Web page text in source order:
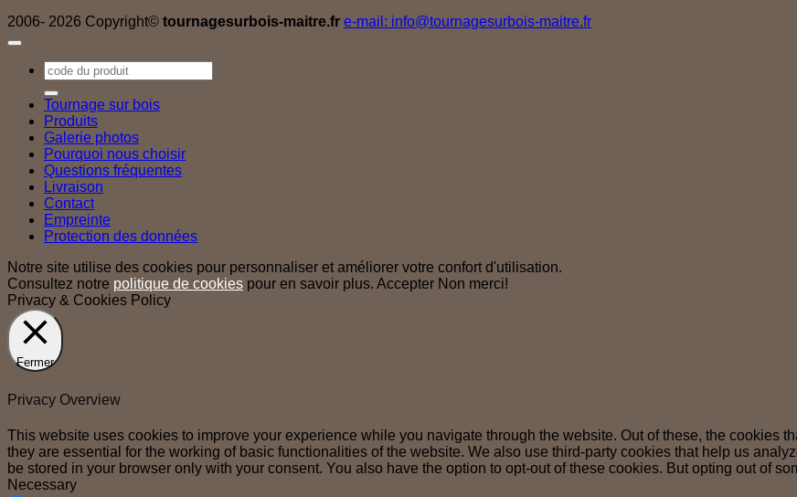
2006- 2026 Copyright© tournagesurbois-maitre.fr e-mail: info@tournagesurbois-maitre.fr
Recherche
pour :
Tournage sur bois
Produits
Galerie photos
Pourquoi nous choisir
Questions fréquentes
Livraison
Contact
Empreinte
Protection des données
Notre site utilise des cookies pour personnaliser et améliorer votre confort d'utilisation.
Consultez notre politique de cookies pour en savoir plus. Accepter Non merci!
Privacy & Cookies Policy
Fermer
Privacy Overview
This website uses cookies to improve your experience while you navigate through the website. Out of these, the cookies
they are essential for the working of basic functionalities of the website. We also use third-party cookies that help us
be stored in your browser only with your consent. You also have the option to opt-out of these cookies. But opting out of
Necessary